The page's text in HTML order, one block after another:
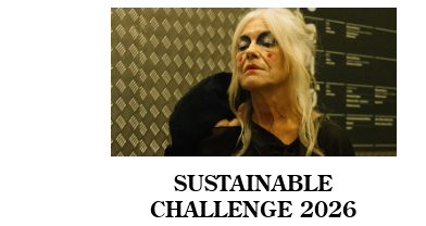
SUSTAINABLE
CHALLENGE 2026